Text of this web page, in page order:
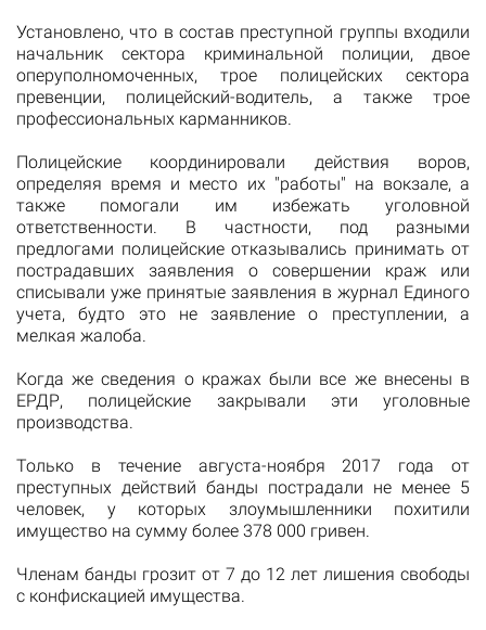
Установлено, что в состав преступной группы входили
начальник сектора криминальной полиции, двое
оперуполномоченных, трое полицейских сектора
превенции, полицейский-водитель, а также трое
профессиональных карманников.
Полицейские координировали действия воров,
определяя время и место их "работы" на вокзале, а
также помогали им избежать уголовной
ответственности. В частности, под разными
предлогами полицейские отказывались принимать от
пострадавших заявления о совершении краж или
списывали уже принятые заявления в журнал Единого
учета, будто это не заявление о преступлении, а
мелкая жалоба.
Когда же сведения о кражах были все же внесены в
ЕРДР, полицейские закрывали эти уголовные
производства.
Только в течение августа-ноября 2017 года от
преступных действий банды пострадали не менее 5
человек, у которых злоумышленники похитили
имущество на сумму более 378 000 гривен.
Членам банды грозит от 7 до 12 лет лишения свободы
с конфискацией имущества.